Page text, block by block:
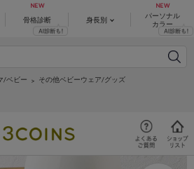
骨格診断 身長別
パーソナル
カラー
/ベビー
その他ベビーウェア/グッズ